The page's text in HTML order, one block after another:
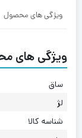
ویژگی های محصول
ویژگی های
ساق
لژ
شناسه کالا